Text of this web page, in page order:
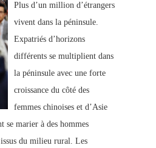
Plus d’un million d’étrangers
vivent dans la péninsule.
Expatriés d’horizons
différents se multiplient dans
la péninsule avec une forte
croissance du côté des
femmes chinoises et d’Asie
se marier à des hommes
du milieu rural. Les